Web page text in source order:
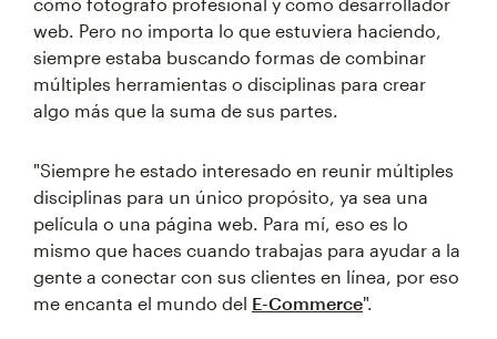
web. Pero no importa lo que estuviera haciendo,
siempre estaba buscando formas de combinar
múltiples herramientas o disciplinas para crear
algo más que la suma de sus partes.
"Siempre he estado interesado en reunir múltiples
disciplinas para un único propósito, ya sea una
película o una página web. Para mí, eso es lo
mismo que haces cuando trabajas para ayudar a la
gente a conectar con sus clientes en línea, por eso
me encanta el mundo del E-Commerce".